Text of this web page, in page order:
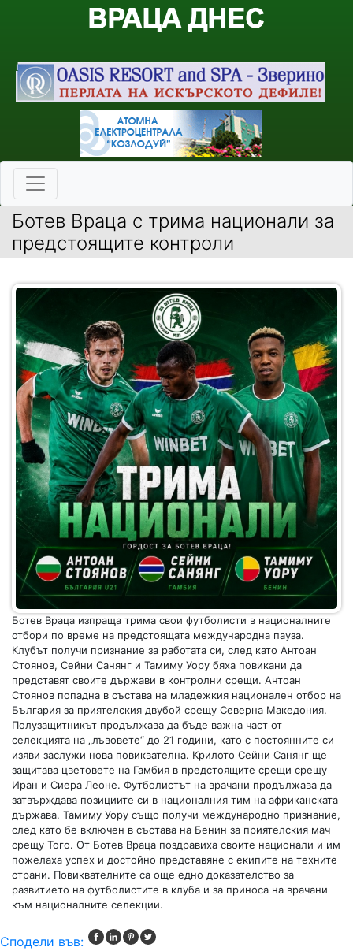
Ботев Враца с трима национали за
предстоящите контроли
Ботев Враца изпраща трима свои футболисти в националните
отбори по време на предстоящата международна пауза.
Клубът получи признание за работата си, след като Антоан
Стоянов, Сейни Санянг и Тамиму Уору бяха повикани да
представят своите държави в контролни срещи. Антоан
Стоянов попадна в състава на младежкия национален отбор на
България за приятелския двубой срещу Северна Македония.
Полузащитникът продължава да бъде важна част от
селекцията на „лъвовете“ до 21 години, като с постоянните си
изяви заслужи нова повиквателна. Крилото Сейни Санянг ще
защитава цветовете на Гамбия в предстоящите срещи срещу
Иран и Сиера Леоне. Футболистът на врачани продължава да
затвърждава позициите си в националния тим на африканската
държава. Тамиму Уору също получи международно признание,
след като бе включен в състава на Бенин за приятелския мач
срещу Того. От Ботев Враца поздравиха своите национали и им
пожелаха успех и достойно представяне с екипите на техните
страни. Повиквателните са още едно доказателство за
развитието на футболистите в клуба и за приноса на врачани
към националните селекции.
Сподели във: